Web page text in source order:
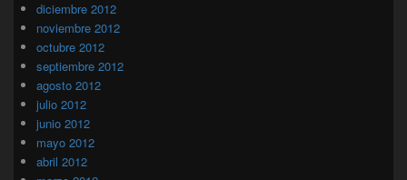
diciembre 2012
noviembre 2012
octubre 2012
septiembre 2012
agosto 2012
julio 2012
junio 2012
mayo 2012
abril 2012